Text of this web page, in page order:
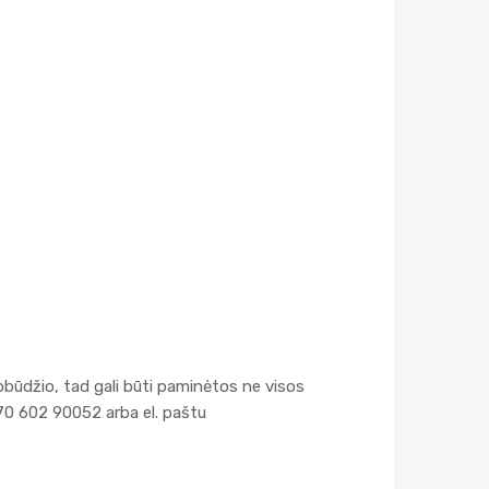
tad gali būti paminėtos ne visos
602 90052 arba el. paštu